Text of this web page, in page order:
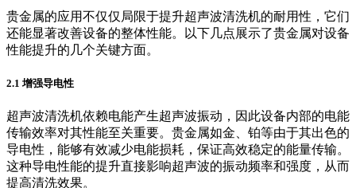
贵金属的应用不仅仅局限于提升超声波清洗机的耐用性，它们
还能显著改善设备的整体性能。以下几点展示了贵金属对设备
性能提升的几个关键方面。
2.1 增强导电性
超声波清洗机依赖电能产生超声波振动，因此设备内部的电能
传输效率对其性能至关重要。贵金属如金、铂等由于其出色的
导电性，能够有效减少电能损耗，保证高效稳定的能量传输。
这种导电性能的提升直接影响超声波的振动频率和强度，从而
提高清洗效果。